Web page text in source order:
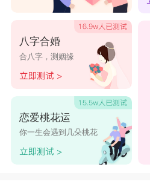
八字合婚
合八字，测姻缘
恋爱桃花运
你一生会遇到几朵桃花